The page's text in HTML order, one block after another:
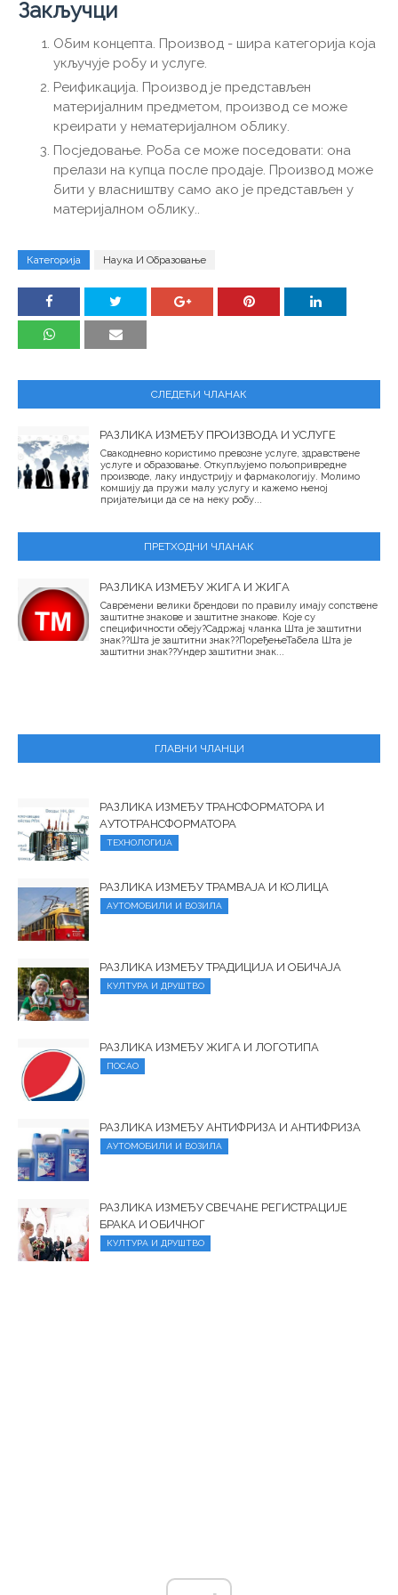
Закључци
Обим концепта. Производ - шира категорија која
укључује робу и услуге.
Реификација. Производ је представљен
материјалним предметом, производ се може
креирати у нематеријалном облику.
Посједовање. Роба се може поседовати: она
прелази на купца после продаје. Производ може
бити у власништву само ако је представљен у
материјалном облику..
Категорија Наука И Образовање
СЛЕДЕЋИ ЧЛАНАК
РАЗЛИКА ИЗМЕЂУ ПРОИЗВОДА И УСЛУГЕ
Свакодневно користимо превозне услуге, здравствене
услуге и образовање. Откупљујемо пољопривредне
производе, лаку индустрију и фармакологију. Молимо
комшију да пружи малу услугу и кажемо њеној
пријатељици да се на неку робу...
ПРЕТХОДНИ ЧЛАНАК
РАЗЛИКА ИЗМЕЂУ ЖИГА И ЖИГА
Савремени велики брендови по правилу имају сопствене
заштитне знакове и заштитне знакове. Које су
специфичности обеју?Садржај чланка Шта је заштитни
знак??Шта је заштитни знак??ПоређењеТабела Шта је
заштитни знак??Ундер заштитни знак...
ГЛАВНИ ЧЛАНЦИ
РАЗЛИКА ИЗМЕЂУ ТРАНСФОРМАТОРА И
АУТОТРАНСФОРМАТОРА
ТЕХНОЛОГИЈА
РАЗЛИКА ИЗМЕЂУ ТРАМВАЈА И КОЛИЦА
АУТОМОБИЛИ И ВОЗИЛА
РАЗЛИКА ИЗМЕЂУ ТРАДИЦИЈА И ОБИЧАЈА
КУЛТУРА И ДРУШТВО
РАЗЛИКА ИЗМЕЂУ ЖИГА И ЛОГОТИПА
ПОСАО
РАЗЛИКА ИЗМЕЂУ АНТИФРИЗА И АНТИФРИЗА
АУТОМОБИЛИ И ВОЗИЛА
РАЗЛИКА ИЗМЕЂУ СВЕЧАНЕ РЕГИСТРАЦИЈЕ
БРАКА И ОБИЧНОГ
КУЛТУРА И ДРУШТВО